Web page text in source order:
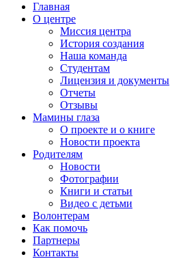
Главная
О центре
Миссия центра
История создания
Наша команда
Студентам
Лицензия и документы
Отчеты
Отзывы
Мамины глаза
О проекте и о книге
Новости проекта
Родителям
Новости
Фотографии
Книги и статьи
Видео с детьми
Волонтерам
Как помочь
Партнеры
Контакты